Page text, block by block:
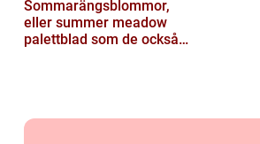
Sommarängsblommor,
eller summer meadow
palettblad som de också